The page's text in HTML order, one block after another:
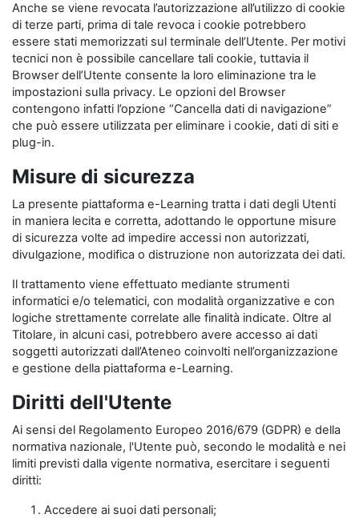
Anche se viene revocata l’autorizzazione all’utilizzo di cookie
di terze parti, prima di tale revoca i cookie potrebbero
essere stati memorizzati sul terminale dell’Utente. Per motivi
tecnici non è possibile cancellare tali cookie, tuttavia il
Browser dell’Utente consente la loro eliminazione tra le
impostazioni sulla privacy. Le opzioni del Browser
contengono infatti l’opzione “Cancella dati di navigazione”
che può essere utilizzata per eliminare i cookie, dati di siti e
plug-in.
Misure di sicurezza
La presente piattaforma e-Learning tratta i dati degli Utenti
in maniera lecita e corretta, adottando le opportune misure
di sicurezza volte ad impedire accessi non autorizzati,
divulgazione, modifica o distruzione non autorizzata dei dati.
Il trattamento viene effettuato mediante strumenti
informatici e/o telematici, con modalità organizzative e con
logiche strettamente correlate alle finalità indicate. Oltre al
Titolare, in alcuni casi, potrebbero avere accesso ai dati
soggetti autorizzati dall’Ateneo coinvolti nell’organizzazione
e gestione della piattaforma e-Learning.
Diritti dell'Utente
Ai sensi del Regolamento Europeo 2016/679 (GDPR) e della
normativa nazionale, l'Utente può, secondo le modalità e nei
limiti previsti dalla vigente normativa, esercitare i seguenti
diritti:
Accedere ai suoi dati personali;